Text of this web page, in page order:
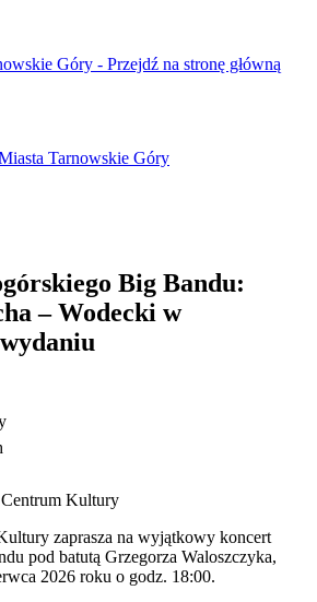
Tarnowskie Góry
Big Bandu:
– Wodecki w
Kultury
zaprasza na wyjątkowy koncert
pod batutą Grzegorza Waloszczyka,
2026 roku o godz. 18:00.